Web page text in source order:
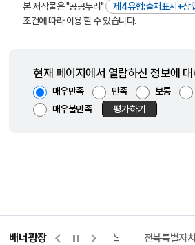
본 저작물은 "공공누리"
제4유형:출처표시+상
조건에 따라 이용 할 수 있습니다.
현재 페이지에서 열람하신 정보에
매우만족 만족 보통
매우불만족
평가하기
배너광장
량바로처리센터 위택스 전북특별자